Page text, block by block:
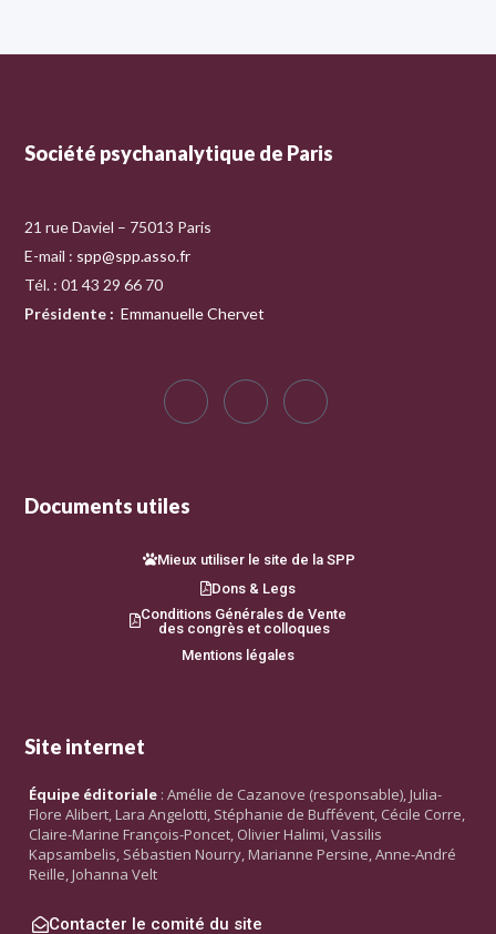
Société psychanalytique de Paris
21 rue Daviel – 75013 Paris
E-mail : spp@spp.asso.fr
Tél. : 01 43 29 66 70
Présidente : Emmanuelle Chervet
Documents utiles
Mieux utiliser le site de la SPP
Dons & Legs
Conditions Générales de Vente
des congrès et colloques
Mentions légales
Site internet
Équipe éditoriale : Amélie de Cazanove (responsable), Julia-
Flore Alibert, Lara Angelotti, Stéphanie de Buffévent, Cécile Corre,
Claire-Marine François-Poncet, Olivier Halimi, Vassilis
Kapsambelis, Sébastien Nourry, Marianne Persine, Anne-André
Reille, Johanna Velt
Contacter le comité du site